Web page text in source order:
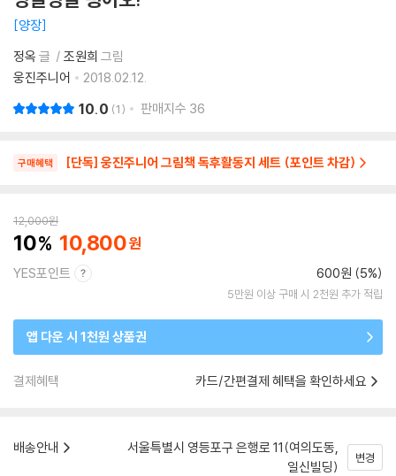
양장
정옥 글 조원희 그림
웅진주니어
2018.02.12.
10.0 1 판매지수 36
구매혜택 [단독] 웅진주니어 그림책 독후활동지 세트 (포인트 차감)
12,000원
10 10,800
YES포인트 600원 (5%)
5만원 이상 구매 시 2천원 추가 적립
앱 다운 시 1천원 상품권
결제혜택 카드/간편결제 혜택을 확인하세요
배송안내
서울특별시 영등포구 은행로 11(여의도동,
일신빌딩)
변경